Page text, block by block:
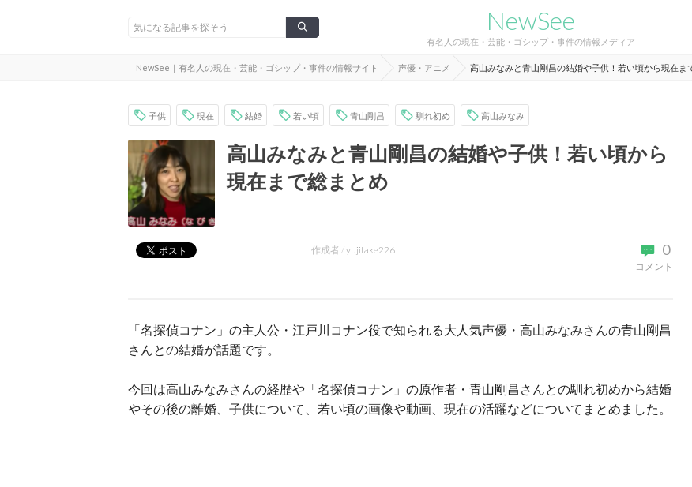
NewSee
有名人の現在・芸能・ゴシップ・事件の情報メディア
NewSee｜有名人の現在・芸能・ゴシップ・事件の情報サイト 声優・アニメ 高山みなみと青山剛昌の結婚や子供！若い頃から現在ま
子供 現在 結婚 若い頃 青山剛昌 馴れ初め 高山みなみ
高山みなみと青山剛昌の結婚や子供！若い頃から
現在まで総まとめ
0
コメント
作成者 /yujitake226
「名探偵コナン」の主人公・江戸川コナン役で知られる大人気声優・高山みなみさんの青山剛昌
さんとの結婚が話題です。
今回は高山みなみさんの経歴や「名探偵コナン」の原作者・青山剛昌さんとの馴れ初めから結婚
やその後の離婚、子供について、若い頃の画像や動画、現在の活躍などについてまとめました。